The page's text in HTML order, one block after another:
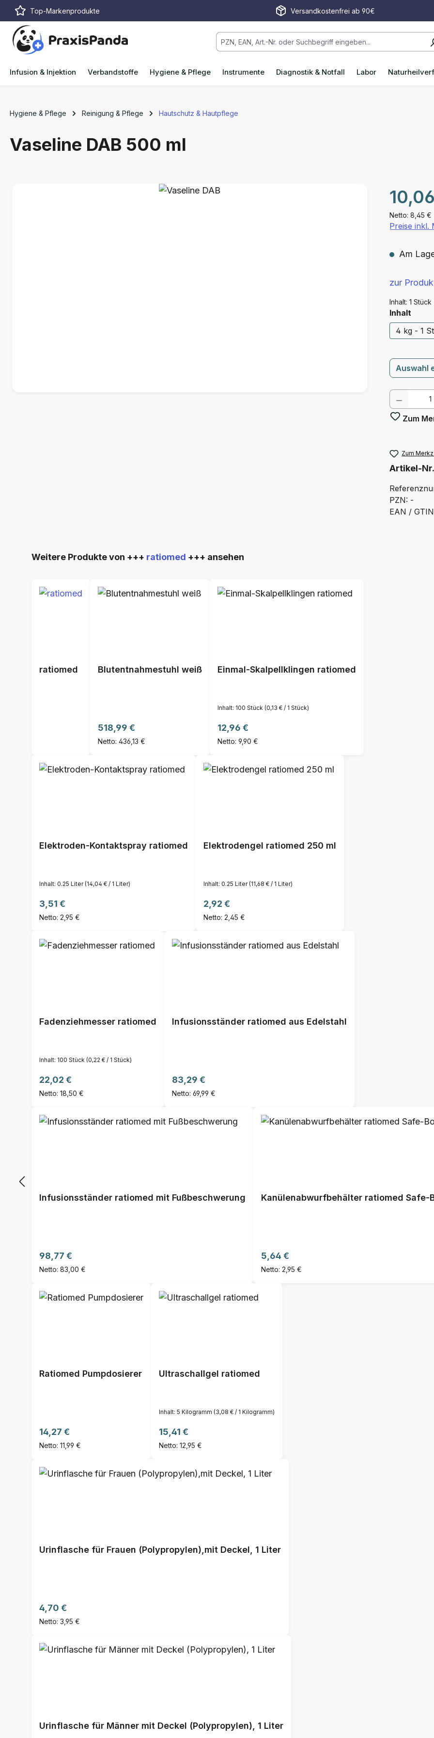
Hauptinhalt springen
Zur Suche springen
Zur Hauptnavigation springen
Top-Markenprodukte Versandkostenfrei ab 90€
Infusion & Injektion Verbandstoffe Hygiene & Pflege Instrumente Diagnostik & Notfall Labor
Hygiene & Pflege Reinigung & Pflege Hautschutz & Hautpflege
Vaseline DAB 500 ml
Netto: 8,45 €
Regulärer
Inhalt: 1 Stück
Preise inkl.
Am
zur
Inhalt
4 kg - 1
Auswahl
Zum
Zum
Artikel-
PZN: -
EAN /
Produktgalerie überspringen
Weitere Produkte von +++ ratiomed +++ ansehen
ratiomed Blutentnahmestuhl weiß
Regulärer Preis:
518,99 €
Netto: 436,13 €
Einmal-Skalpellklingen ratiomed
Inhalt: 100 Stück (0,13 € / 1 Stück)
Regulärer Preis:
12,96 €
Netto: 9,90 €
Elektroden-Kontaktspray ratiomed
Inhalt: 0.25 Liter(14,04 € / 1 Liter)
Regulärer Preis:
3,51 €
Netto: 2,95 €
Elektrodengel ratiomed 250 ml
Inhalt: 0.25 Liter(11,68 € / 1 Liter)
Regulärer Preis:
2,92 €
Netto: 2,45 €
Fadenziehmesser ratiomed
Inhalt: 100 Stück (0,22 € / 1 Stück)
Regulärer Preis:
22,02 €
Netto: 18,50 €
Infusionsständer ratiomed aus Edelstahl
Regulärer Preis:
83,29 €
Netto: 69,99 €
Infusionsständer ratiomed mit Fußbeschwerung
Regulärer Preis:
98,77 €
Netto: 83,00 €
Kanülenabwurfbehälter ratiomed Safe-
Regulärer Preis:
5,64 €
Netto: 2,95 €
Ratiomed Pumpdosierer
Regulärer Preis:
14,27 €
Netto: 11,99 €
Ultraschallgel ratiomed
Inhalt: 5 Kilogramm (3,08 € / 1 Kilogramm)
Regulärer Preis:
15,41 €
Netto: 12,95 €
Urinflasche für Frauen (Polypropylen),mit Deckel, 1 Liter
Regulärer Preis:
4,70 €
Netto: 3,95 €
Urinflasche für Männer mit Deckel (Polypropylen), 1 Liter